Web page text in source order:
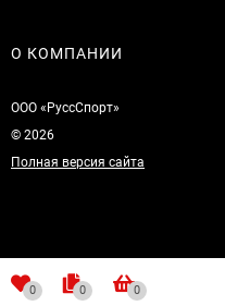
О КОМПАНИИ
ООО «РуссСпорт»
© 2026
Полная версия сайта
0 0 0